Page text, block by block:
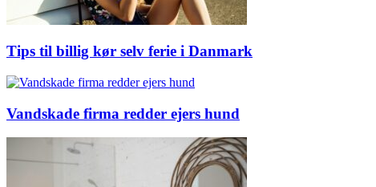
Tips til billig kør selv ferie i Danmark
Vandskade firma redder ejers hund